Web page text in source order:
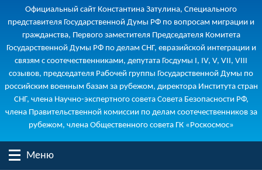
Официальный сайт Константина Затулина, Специального
представителя Государственной Думы РФ по вопросам миграции и
гражданства, Первого заместителя Председателя Комитета
Государственной Думы РФ по делам СНГ, евразийской интеграции и
связям с соотечественниками, депутата Госдумы I, IV, V, VII, VIII
созывов, председателя Рабочей группы Государственной Думы по
российским военным базам за рубежом, директора Института стран
СНГ, члена Научно-экспертного совета Совета Безопасности РФ,
члена Правительственной комиссии по делам соотечественников за
рубежом, члена Общественного совета ГК «Роскосмос»
Меню